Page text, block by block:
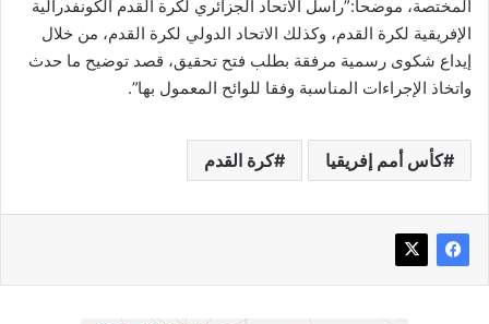
المختصة، موضحا:”راسل الاتحاد الجزائري لكرة القدم الكونفدرالية
الإفريقية لكرة القدم، وكذلك الاتحاد الدولي لكرة القدم، من خلال
إيداع شكوى رسمية مرفقة بطلب فتح تحقيق، قصد توضيح ما حدث
واتخاذ الإجراءات المناسبة وفقا للوائح المعمول بها”.
كأس أمم إفريقيا كرة القدم